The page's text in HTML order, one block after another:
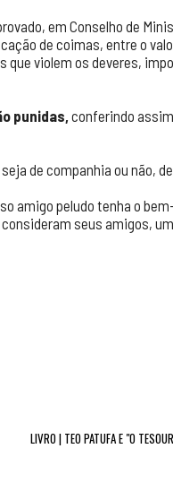
em Conselho de
de coimas, entre o
violem os deveres,
punidas,conferindo
de companhia ou não,
amigo peludo tenha o
seus amigos,
LIVRO | TEO PATUFA E "O